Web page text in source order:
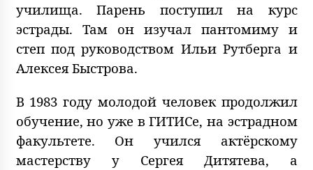
училища. Парень поступил на курс
эстрады. Там он изучал пантомиму и
степ под руководством Ильи Рутберга и
Алексея Быстрова.
В 1983 году молодой человек продолжил
обучение, но уже в ГИТИСе, на эстрадном
факультете. Он учился актёрскому
мастерству у Сергея Дитятева, а